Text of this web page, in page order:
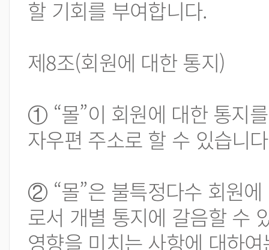
할 기회를 부여합니다.
제8조(회원에 대한 통지)
① “몰”이 회원에 대한 통지
자우편 주소로 할 수 있습니
② “몰”은 불특정다수 회원
로서 개별 통지에 갈음할 수
영향을 미치는 사항에 대하